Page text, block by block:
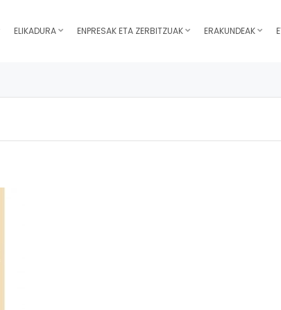
ELIKADURA ENPRESAK ETA ZERBITZUAK ERAKUNDEAK